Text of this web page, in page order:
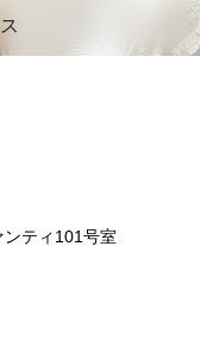
ティ101号室